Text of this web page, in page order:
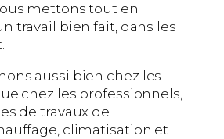
mettons tout en
travail bien fait, dans les
aussi bien chez les
chez les professionnels,
de travaux de
climatisation et